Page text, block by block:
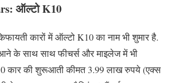
ऑल्टो K10
कारों में ऑल्टो K10 का नाम भी शुमार है.
के साथ साथ फीचर्स और माइलेज में भी
कार की शुरूआती कीमत 3.99 लाख रुपये (एक्स